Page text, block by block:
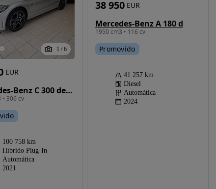
1 / 6
Mercedes-Benz C 300 de AMG Line
• 306 cv
EUR
100 758 km
Híbrido Plug-In
Automática
2021
Mercedes-Benz A 180 d
1950 cm3 • 116 cv
38 950 EUR
Promovido
41 257 km
Diesel
Automática
2024